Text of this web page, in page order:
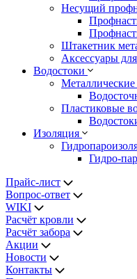
Несущий
Штакетник
Аксессуары
Водостоки
Металлические
Пластиковые
Изоляция
Гидро-
Прайс-лист
Вопрос-ответ
WIKI
Расчёт кровли
Расчёт забора
Акции
Новости
Контакты